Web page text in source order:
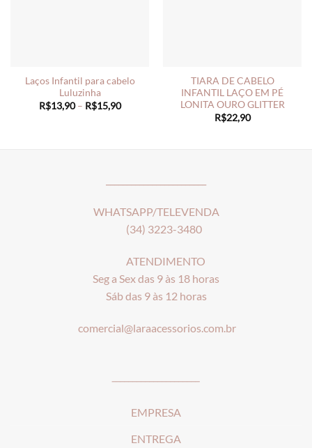
Laços Infantil para cabelo
Luluzinha
R$13,90 – R$15,90Price
TIARA DE CABELO
INFANTIL LAÇO EM PÉ
LONITA OURO GLITTER
R$22,90
WHATSAPP/TELEVENDA
(34) 3223-3480
ATENDIMENTO
Seg a Sex das 9 às 18 horas
Sáb das 9 às 12 horas
comercial@laraacessorios.com.br
EMPRESA
ENTREGA